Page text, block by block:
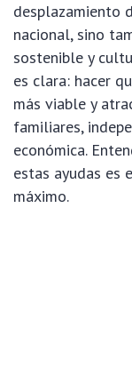
desplazamiento
nacional, sino
sostenible y
es clara: hacer
más viable y
familiares,
económica.
estas ayudas es
máximo.